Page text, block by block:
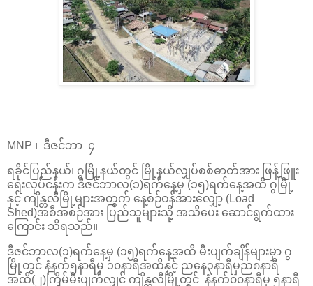
MNP ၊ ဒီဇင်ဘာ ၄
ရခိုင်ပြည်နယ်၊ ဂွမြို့နယ်တွင် မြို့နယ်လျှပ်စစ်ဓာတ်အား ဖြန့်ဖြူး
ရေးလုပ်ငန်းက ဒီဇင်ဘာလ(၁)ရက်နေ့မှ (၁၅)ရက်နေ့အထိ ဂွမြို့
နှင့် ကျိန္တလီမြို့များအတွက် နေ့စဉ်ဝန်အားလျှော့ (Load
Shed)အစီအစဉ်အား ပြည်သူများသို့ အသိပေး ဆောင်ရွက်ထား
ကြောင်း သိရသည်။
ဒီဇင်ဘာလ(၁)ရက်နေ့မှ (၁၅)ရက်နေ့အထိ မီးပျက်ချိန်များမှာ ဂွ
မြို့တွင် နံနက်၅နာရီမှ ၁၀နာရီအထိနှင့် ညနေ၃နာရီမှည၈နာရီ
အထိ(၂)ကြိမ်မီးပျက်လျှင် ကျိန္တလီမြို့တွင် နံနက်၀၀နာရီမှ ၅နာရီ